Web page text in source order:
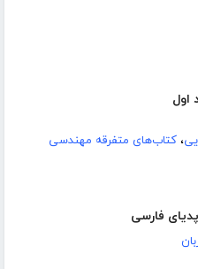
اول
، کتاب‌های متفرقه مهندسی
فارسی